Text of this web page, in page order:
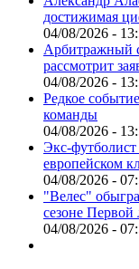
достижимая
04/08/2026 -
Арбитражный
рассмотрит
04/08/2026 -
Редкое
команды
04/08/2026 -
Экс-футболист
европейском
04/08/2026 -
"Велес"
сезоне Первой
04/08/2026 -